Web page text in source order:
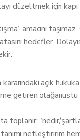
düzeltmek için kapı
amacını
hedefler.
açık
getiren
“nedir/
netleştiririm